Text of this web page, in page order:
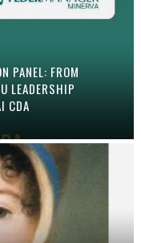
PANEL: FROM
LEADERSHIP
CDA